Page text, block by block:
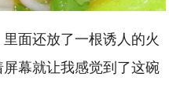
面还放了一根诱人的火
幕就让我感觉到了这碗